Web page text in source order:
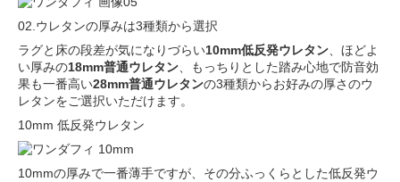
02.ウレタンの厚みは3種類から選択
ラグと床の段差が気になりづらい10mm低反発ウレタン、ほどよ
い厚みの18mm普通ウレタン、もっちりとした踏み心地で防音効
果も一番高い28mm普通ウレタンの3種類からお好みの厚さのウ
レタンをご選択いただけます。
10mm 低反発ウレタン
10mmの厚みで一番薄手ですが、その分ふっくらとした低反発ウ